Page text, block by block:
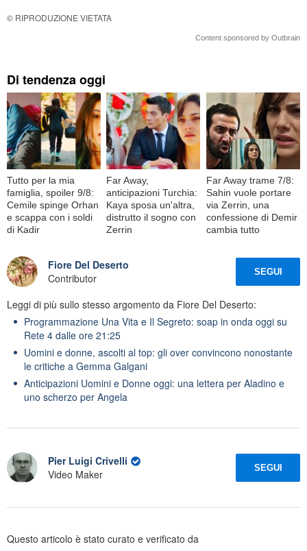
© RIPRODUZIONE VIETATA
Content sponsored by Outbrain
Di tendenza oggi
Tutto per la mia
famiglia, spoiler 9/8:
Cemile spinge Orhan
e scappa con i soldi
di Kadir
Far Away,
anticipazioni Turchia:
Kaya sposa un'altra,
distrutto il sogno con
Zerrin
Far Away trame 7/8:
Sahin vuole portare
via Zerrin, una
confessione di Demir
cambia tutto
Fiore Del Deserto
Contributor
SEGUI
Leggi di più sullo stesso argomento da Fiore Del Deserto:
Programmazione Una Vita e Il Segreto: soap in onda oggi su
Rete 4 dalle ore 21:25
Uomini e donne, ascolti al top: gli over convincono nonostante
le critiche a Gemma Galgani
Anticipazioni Uomini e Donne oggi: una lettera per Aladino e
uno scherzo per Angela
Pier Luigi Crivelli
Video Maker
SEGUI
Questo articolo è stato curato e verificato da